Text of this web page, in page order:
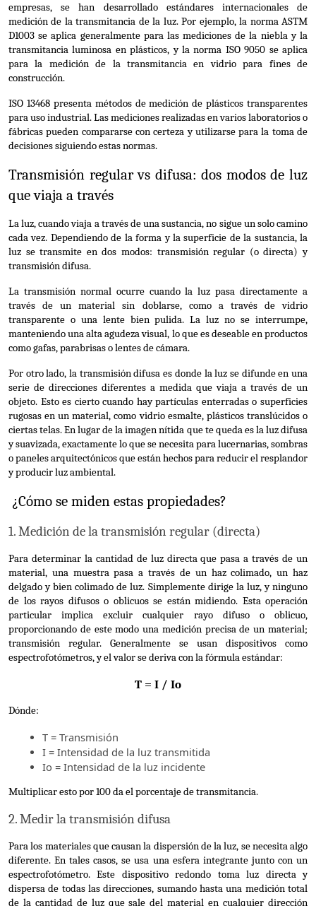
empresas, se han desarrollado estándares internacionales de
medición de la transmitancia de la luz. Por ejemplo, la norma ASTM
D1003 se aplica generalmente para las mediciones de la niebla y la
transmitancia luminosa en plásticos, y la norma ISO 9050 se aplica
para la medición de la transmitancia en vidrio para fines de
construcción.
ISO 13468 presenta métodos de medición de plásticos transparentes
para uso industrial. Las mediciones realizadas en varios laboratorios o
fábricas pueden compararse con certeza y utilizarse para la toma de
decisiones siguiendo estas normas.
Transmisión regular vs difusa: dos modos de luz
que viaja a través
La luz, cuando viaja a través de una sustancia, no sigue un solo camino
cada vez. Dependiendo de la forma y la superficie de la sustancia, la
luz se transmite en dos modos: transmisión regular (o directa) y
transmisión difusa.
La transmisión normal ocurre cuando la luz pasa directamente a
través de un material sin doblarse, como a través de vidrio
transparente o una lente bien pulida. La luz no se interrumpe,
manteniendo una alta agudeza visual, lo que es deseable en productos
como gafas, parabrisas o lentes de cámara.
Por otro lado, la transmisión difusa es donde la luz se difunde en una
serie de direcciones diferentes a medida que viaja a través de un
objeto. Esto es cierto cuando hay partículas enterradas o superficies
rugosas en un material, como vidrio esmalte, plásticos translúcidos o
ciertas telas. En lugar de la imagen nítida que te queda es la luz difusa
y suavizada, exactamente lo que se necesita para lucernarias, sombras
o paneles arquitectónicos que están hechos para reducir el resplandor
y producir luz ambiental.
¿Cómo se miden estas propiedades?
1. Medición de la transmisión regular (directa)
Para determinar la cantidad de luz directa que pasa a través de un
material, una muestra pasa a través de un haz colimado, un haz
delgado y bien colimado de luz. Simplemente dirige la luz, y ninguno
de los rayos difusos o oblicuos se están midiendo. Esta operación
particular implica excluir cualquier rayo difuso o oblicuo,
proporcionando de este modo una medición precisa de un material;
transmisión regular. Generalmente se usan dispositivos como
espectrofotómetros, y el valor se deriva con la fórmula estándar:
T = I / Io
Dónde:
T = Transmisión
I = Intensidad de la luz transmitida
Io = Intensidad de la luz incidente
Multiplicar esto por 100 da el porcentaje de transmitancia.
2. Medir la transmisión difusa
Para los materiales que causan la dispersión de la luz, se necesita algo
diferente. En tales casos, se usa una esfera integrante junto con un
espectrofotómetro. Este dispositivo redondo toma luz directa y
dispersa de todas las direcciones, sumando hasta una medición total
de la cantidad de luz que sale del material en cualquier dirección